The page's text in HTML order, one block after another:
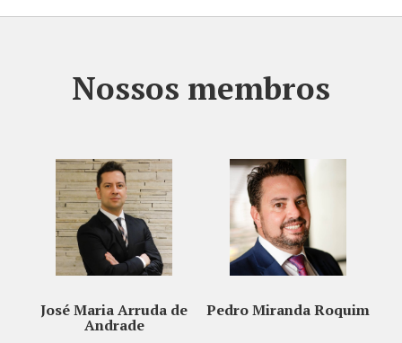
Nossos membros
Arruda de Pedro Miranda Roquim Maucir